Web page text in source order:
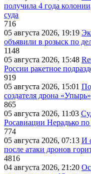
получила 4 года
суда
716
05 августа 2026, 19:19
объявили в розыск по
1148
05 августа 2026, 15:48
России ракетное
919
05 августа 2026, 15:01
создателя дрона
865
05 августа 2026, 11:03
Росавиации Нерадько
774
05 августа 2026, 07:13 И
после атаки дронов
4816
04 августа 2026, 21:20